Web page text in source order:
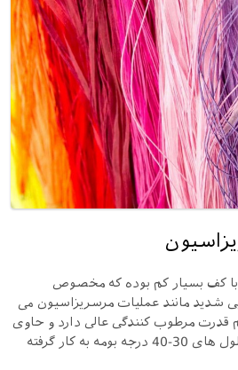
کف بسیار کم بوده که مخصوص
شدید مانند عملیات مرسریزاسیون می
مرطوب کنندگی عالی دارد و حاوی
مواد فنلی نمی باشد. در محلول های 30-40 درجه بومه به کار گرفته